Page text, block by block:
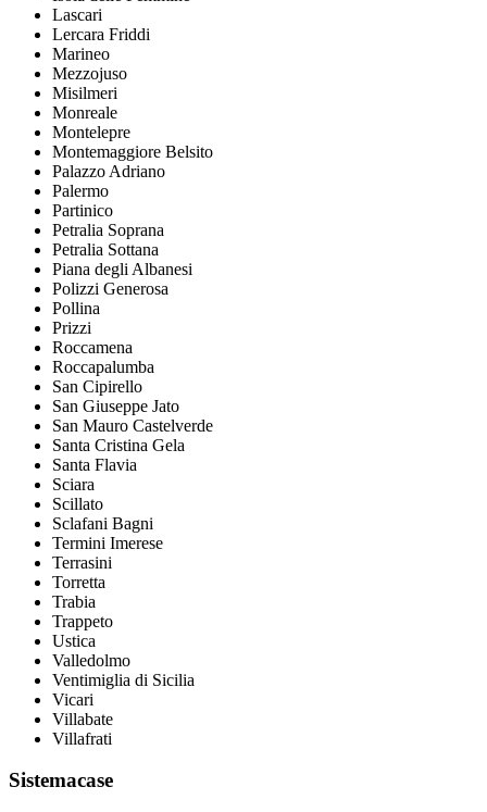
Lascari
Lercara Friddi
Marineo
Mezzojuso
Misilmeri
Monreale
Montelepre
Montemaggiore Belsito
Palazzo Adriano
Palermo
Partinico
Petralia Soprana
Petralia Sottana
Piana degli Albanesi
Polizzi Generosa
Pollina
Prizzi
Roccamena
Roccapalumba
San Cipirello
San Giuseppe Jato
San Mauro Castelverde
Santa Cristina Gela
Santa Flavia
Sciara
Scillato
Sclafani Bagni
Termini Imerese
Terrasini
Torretta
Trabia
Trappeto
Ustica
Valledolmo
Ventimiglia di Sicilia
Vicari
Villabate
Villafrati
Sistemacase